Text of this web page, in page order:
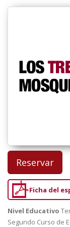
Reservar
Ficha del
Nivel Educativo
Segundo Curso de